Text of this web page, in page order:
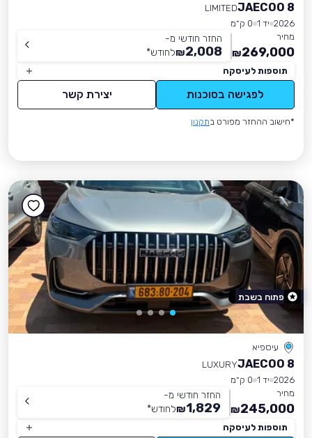
JAECOO 8
LIMITED
2026 יד 1
0 ק״מ
מחיר
269,000
₪
החזר חודשי מ-
2,008
₪לחודש*
תוספות לעיסקה
לפגישה בסוכנות יצירת קשר
*חישוב ההחזר מפורט בתקנון
עיספיא
JAECOO 8
LUXURY
2026 יד 1
0 ק״מ
מחיר
245,000
₪
החזר חודשי מ-
1,829
₪לחודש*
תוספות לעיסקה
פתוח בשבת